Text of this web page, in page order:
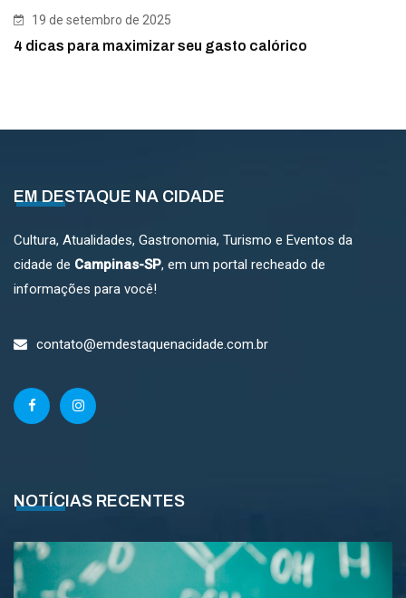
19 de setembro de 2025
4 dicas para maximizar seu gasto calórico
EM DESTAQUE NA CIDADE
Cultura, Atualidades, Gastronomia, Turismo e Eventos da
cidade de Campinas-SP, em um portal recheado de
informações para você!
contato@emdestaquenacidade.com.br
NOTÍCIAS RECENTES